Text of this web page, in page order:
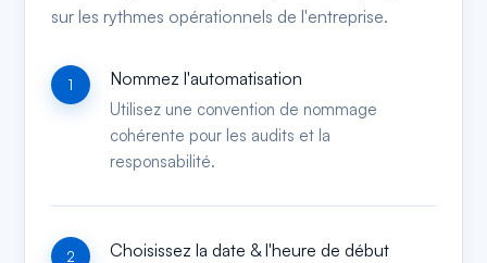
sur les rythmes opérationnels de l'entreprise.
Nommez l'automatisation
Utilisez une convention de nommage
cohérente pour les audits et la
responsabilité.
Choisissez la date & l'heure de début